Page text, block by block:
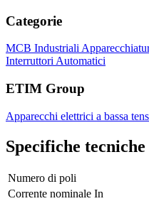
Categorie
MCB Industriali
Interruttori Automatici
ETIM Group
Apparecchi elettrici a bassa
Specifiche tecniche
Numero di poli
Corrente nominale In